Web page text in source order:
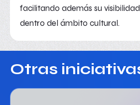
facilitando además su
dentro del ámbito cultural.
Otras